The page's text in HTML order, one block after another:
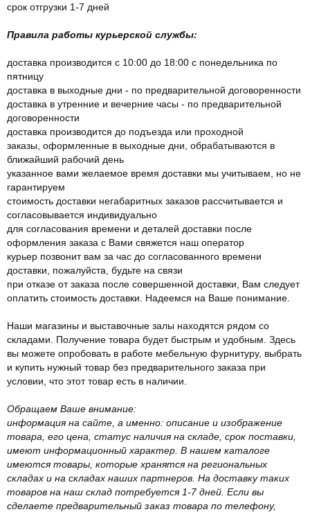
срок отгрузки 1-7 дней
Правила работы курьерской службы:
доставка производится с 10:00 до 18:00 с понедельника по
пятницу
доставка в выходные дни - по предварительной договоренности
доставка в утренние и вечерние часы - по предварительной
договоренности
доставка производится до подъезда или проходной
заказы, оформленные в выходные дни, обрабатываются в
ближайший рабочий день
указанное вами желаемое время доставки мы учитываем, но не
гарантируем
стоимость доставки негабаритных заказов рассчитывается и
согласовывается индивидуально
для согласования времени и деталей доставки после
оформления заказа с Вами свяжется наш оператор
курьер позвонит вам за час до согласованного времени
доставки, пожалуйста, будьте на связи
при отказе от заказа после совершенной доставки, Вам следует
оплатить стоимость доставки. Надеемся на Ваше понимание.
Наши магазины и выставочные залы находятся рядом со
складами. Получение товара будет быстрым и удобным. Здесь
вы можете опробовать в работе мебельную фурнитуру, выбрать
и купить нужный товар без предварительного заказа при
условии, что этот товар есть в наличии.
Обращаем Ваше внимание:
информация на сайте, а именно: описание и изображение
товара, его цена, статус наличия на складе, срок поставки,
имеют информационный характер. В нашем каталоге
имеются товары, которые хранятся на региональных
складах и на складах наших партнеров. На доставку таких
товаров на наш склад потребуется 1-7 дней. Если вы
сделаете предварительный заказ товара по телефону,